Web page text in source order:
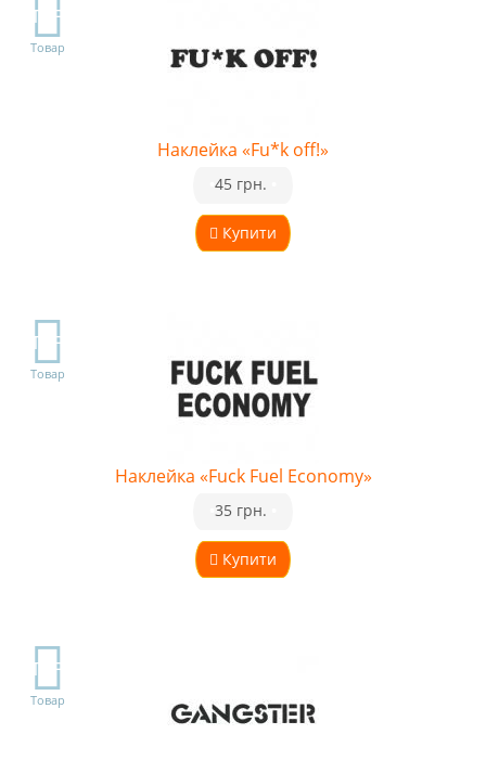
TOP
Товар
Наклейка «Fu*k off!»
Купити
45 грн.
TOP
Товар
Наклейка «Fuck Fuel Economy»
Купити
35 грн.
TOP
Товар